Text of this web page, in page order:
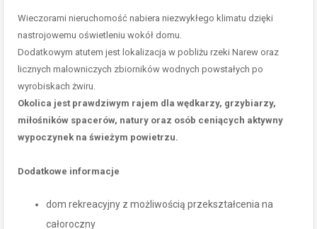
Wieczorami nieruchomość nabiera niezwykłego klimatu dzięki
nastrojowemu oświetleniu wokół domu.
Dodatkowym atutem jest lokalizacja w pobliżu rzeki Narew oraz
licznych malowniczych zbiorników wodnych powstałych po
wyrobiskach żwiru.
Okolica jest prawdziwym rajem dla wędkarzy, grzybiarzy,
miłośników spacerów, natury oraz osób ceniących aktywny
wypoczynek na świeżym powietrzu.
Dodatkowe informacje
dom rekreacyjny z możliwością przekształcenia na
całoroczny